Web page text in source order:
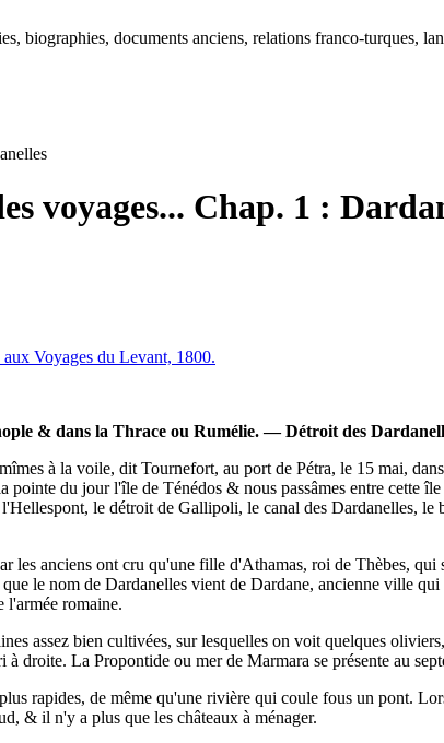
biographies, documents anciens, relations franco-turques,
voyages... Chap. 1 :
Voyages du Levant, 1800.
& dans la Thrace ou Rumélie. — Détroit des
à la voile, dit Tournefort, au port de Pétra, le 15 mai,
du jour l'île de Ténédos & nous passâmes entre cette
le détroit de Gallipoli, le canal des Dardanelles, le
anciens ont cru qu'une fille d'Athamas, roi de Thèbes,
le nom de Dardanelles vient de Dardane, ancienne ville
romaine.
assez bien cultivées, sur lesquelles on voit quelques
droite. La Propontide ou mer de Marmara se présente au
rapides, de même qu'une rivière qui coule fous un pont.
& il n'y a plus que les châteaux à ménager.